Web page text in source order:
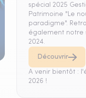
spécial 2025
Patrimoine "Le
paradigme".
également notre
2024.
Découvrir
A venir bientôt :
2026 !